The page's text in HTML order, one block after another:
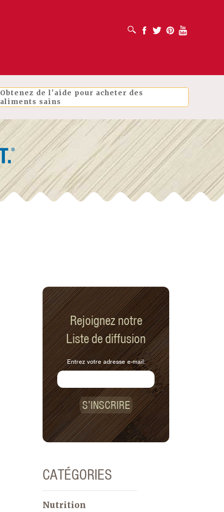
OUVRIR LA BOÎTE DE RECHERCHE
Facebook
Twitter PinterestYoutube
Obtenez de l'aide pour acheter des
aliments sains
Rejoignez notre
Liste de diffusion
Entrez votre adresse e-mail:
S’INSCRIRE
CATÉGORIES
Nutrition